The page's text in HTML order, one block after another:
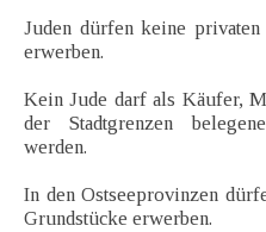
Juden dürfen keine
erwerben.
Kein Jude darf als Käufer,
der Stadtgrenzen
werden.
In den Ostseeprovinzen
Grundstücke erwerben.